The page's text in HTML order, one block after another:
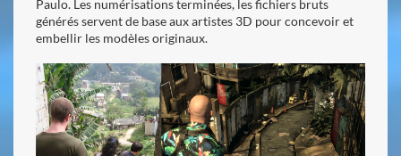
Paulo. Les numérisations terminées, les fichiers bruts
générés servent de base aux artistes 3D pour concevoir et
embellir les modèles originaux.